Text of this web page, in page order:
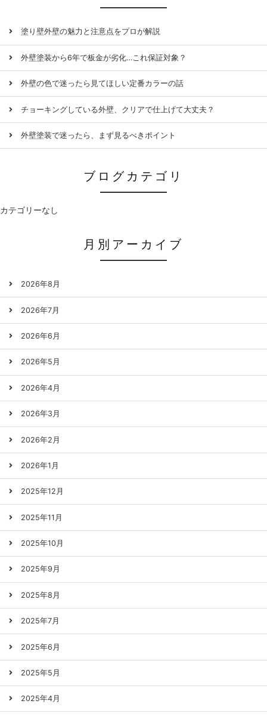
塗り壁外壁の魅力と注意点をプロが解説
外壁塗装から6年で板金が劣化…これ保証対象？
外壁の色で迷ったら見てほしい定番カラーの話
チョーキングしている外壁、クリアで仕上げて大丈夫？
外壁塗装で迷ったら、まず見るべきポイント
ブログカテゴリ
カテゴリーなし
月別アーカイブ
2026年8月
2026年7月
2026年6月
2026年5月
2026年4月
2026年3月
2026年2月
2026年1月
2025年12月
2025年11月
2025年10月
2025年9月
2025年8月
2025年7月
2025年6月
2025年5月
2025年4月